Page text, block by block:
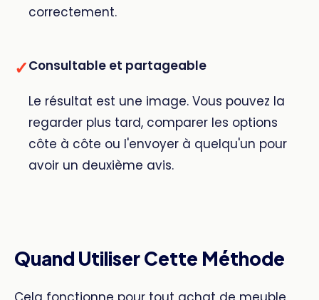
correctement.
✓Consultable et partageable
Le résultat est une image. Vous pouvez la
regarder plus tard, comparer les options
côte à côte ou l'envoyer à quelqu'un pour
avoir un deuxième avis.
Quand Utiliser Cette Méthode